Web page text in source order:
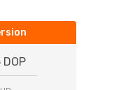
DOP